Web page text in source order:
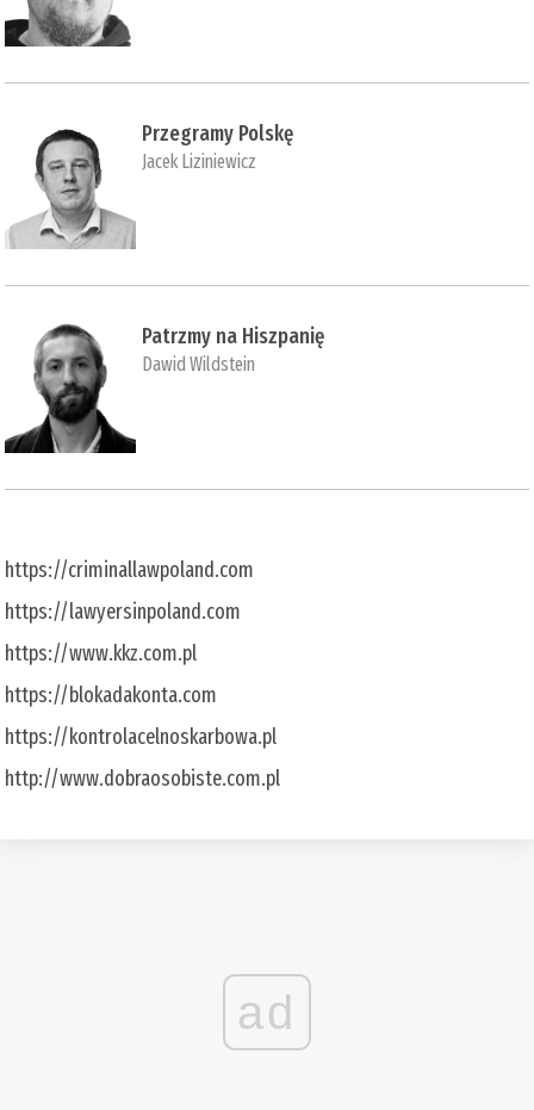
Przegramy Polskę
Jacek Liziniewicz
Patrzmy na Hiszpanię
Dawid Wildstein
https://criminallawpoland.com
https://lawyersinpoland.com
https://www.kkz.com.pl
https://blokadakonta.com
https://kontrolacelnoskarbowa.pl
http://www.dobraosobiste.com.pl
ad